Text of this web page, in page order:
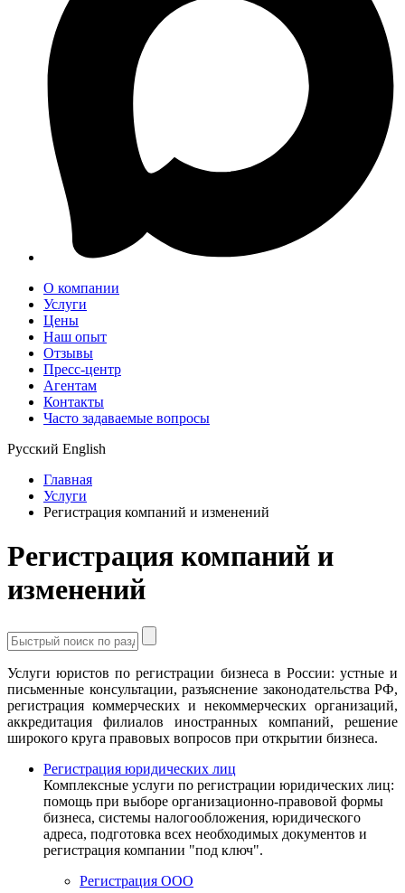
О компании
Услуги
Цены
Наш опыт
Отзывы
Пресс-центр
Агентам
Контакты
Часто задаваемые вопросы
Русский English
Главная
Услуги
Регистрация компаний и изменений
Регистрация компаний и
изменений
Услуги юристов по регистрации бизнеса в России: устные и
письменные консультации, разъяснение законодательства РФ,
регистрация коммерческих и некоммерческих организаций,
аккредитация филиалов иностранных компаний, решение
широкого круга правовых вопросов при открытии бизнеса.
Регистрация юридических лиц
Комплексные услуги по регистрации юридических лиц:
помощь при выборе организационно-правовой формы
бизнеса, системы налогообложения, юридического
адреса, подготовка всех необходимых документов и
регистрация компании "под ключ".
Регистрация ООО